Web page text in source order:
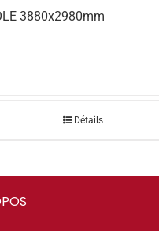
3880x2980mm
Détails